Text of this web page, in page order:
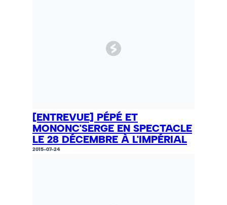
[ENTREVUE] PÉPÉ ET
MONONC'SERGE EN SPECTACLE
LE 28 DÉCEMBRE À L'IMPÉRIAL
2015-07-24